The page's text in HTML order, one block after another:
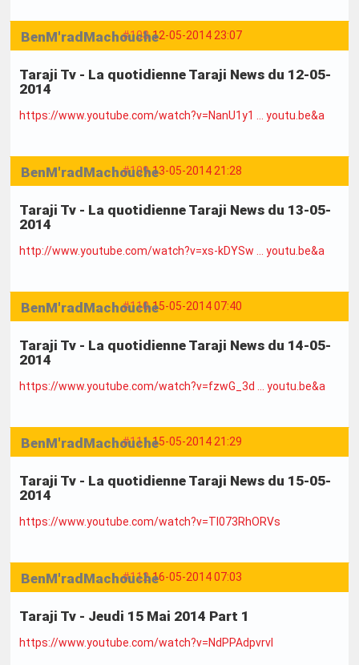
#108 12-05-2014 23:07
BenM'radMachouche
Taraji Tv - La quotidienne Taraji News du 12-05-
2014
https://www.youtube.com/watch?v=NanU1y1 … youtu.be&a
#109 13-05-2014 21:28
BenM'radMachouche
Taraji Tv - La quotidienne Taraji News du 13-05-
2014
http://www.youtube.com/watch?v=xs-kDYSw … youtu.be&a
#110 15-05-2014 07:40
BenM'radMachouche
Taraji Tv - La quotidienne Taraji News du 14-05-
2014
https://www.youtube.com/watch?v=fzwG_3d … youtu.be&a
#111 15-05-2014 21:29
BenM'radMachouche
Taraji Tv - La quotidienne Taraji News du 15-05-
2014
https://www.youtube.com/watch?v=Tl073RhORVs
#112 16-05-2014 07:03
BenM'radMachouche
Taraji Tv - Jeudi 15 Mai 2014 Part 1
https://www.youtube.com/watch?v=NdPPAdpvrvI